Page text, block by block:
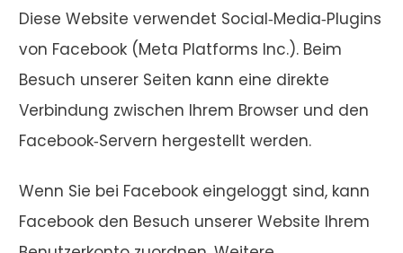
Diese Website verwendet Social‑Media‑Plugins
von Facebook (Meta Platforms Inc.). Beim
Besuch unserer Seiten kann eine direkte
Verbindung zwischen Ihrem Browser und den
Facebook‑Servern hergestellt werden.
Wenn Sie bei Facebook eingeloggt sind, kann
Facebook den Besuch unserer Website Ihrem